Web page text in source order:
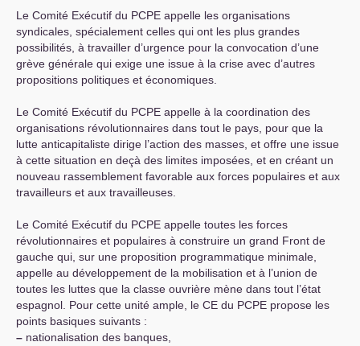
Le Comité Exécutif du PCPE appelle les organisations
syndicales, spécialement celles qui ont les plus grandes
possibilités, à travailler d’urgence pour la convocation d’une
grève générale qui exige une issue à la crise avec d’autres
propositions politiques et économiques.
Le Comité Exécutif du PCPE appelle à la coordination des
organisations révolutionnaires dans tout le pays, pour que la
lutte anticapitaliste dirige l’action des masses, et offre une issue
à cette situation en deçà des limites imposées, et en créant un
nouveau rassemblement favorable aux forces populaires et aux
travailleurs et aux travailleuses.
Le Comité Exécutif du PCPE appelle toutes les forces
révolutionnaires et populaires à construire un grand Front de
gauche qui, sur une proposition programmatique minimale,
appelle au développement de la mobilisation et à l’union de
toutes les luttes que la classe ouvrière mène dans tout l’état
espagnol. Pour cette unité ample, le CE du PCPE propose les
points basiques suivants :
– nationalisation des banques,